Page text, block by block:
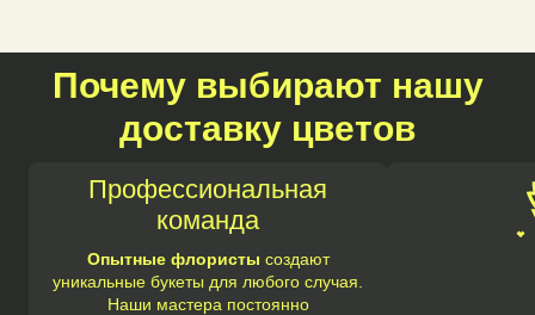
Почему выбирают нашу
доставку цветов
Профессиональная
команда
Опытные флористы создают
уникальные букеты для любого случая.
Наши мастера постоянно